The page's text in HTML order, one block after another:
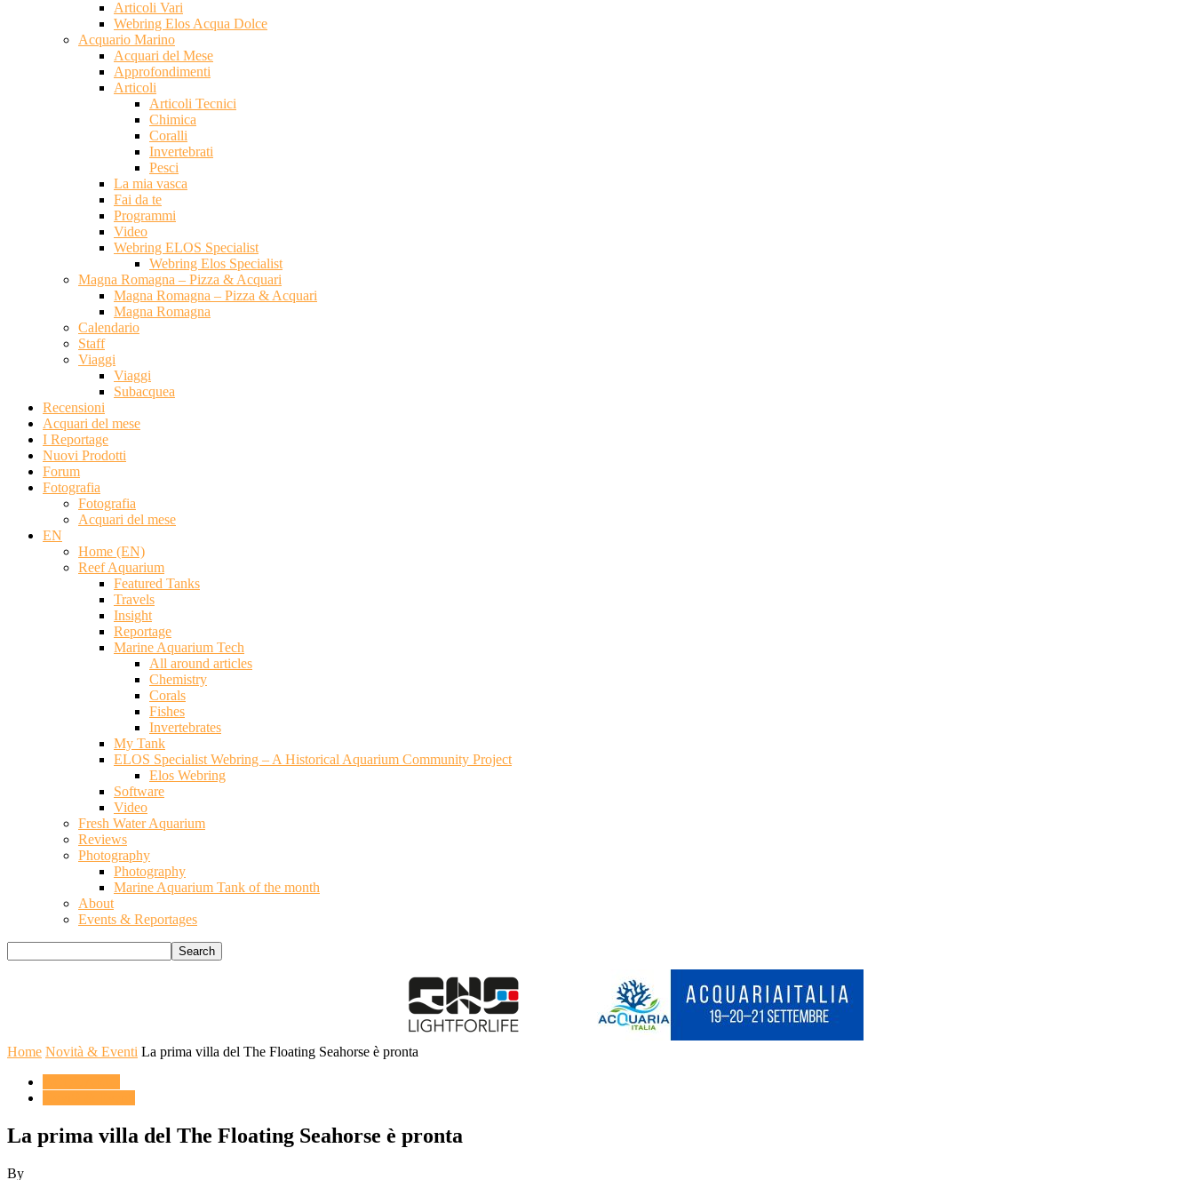
Articoli Vari
Webring Elos Acqua Dolce
Acquario Marino
Acquari del Mese
Approfondimenti
Articoli
Articoli Tecnici
Chimica
Coralli
Invertebrati
Pesci
La mia vasca
Fai da te
Programmi
Video
Webring ELOS Specialist
Webring Elos Specialist
Magna Romagna – Pizza & Acquari
Magna Romagna – Pizza & Acquari
Magna Romagna
Calendario
Staff
Viaggi
Viaggi
Subacquea
Recensioni
Acquari del mese
I Reportage
Nuovi Prodotti
Forum
Fotografia
Fotografia
Acquari del mese
EN
Home (EN)
Reef Aquarium
Featured Tanks
Travels
Insight
Reportage
Marine Aquarium Tech
All around articles
Chemistry
Corals
Fishes
Invertebrates
My Tank
ELOS Specialist Webring – A Historical Aquarium Community Project
Elos Webring
Software
Video
Fresh Water Aquarium
Reviews
Photography
Photography
Marine Aquarium Tank of the month
About
Events & Reportages
Home Novità & Eventi La prima villa del The Floating Seahorse è pronta
La prima villa del The Floating Seahorse è pronta
By